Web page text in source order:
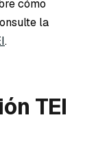
cómo
la
.
TEI